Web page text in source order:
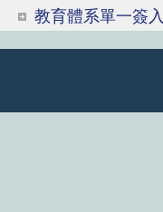
教育體系單一簽入